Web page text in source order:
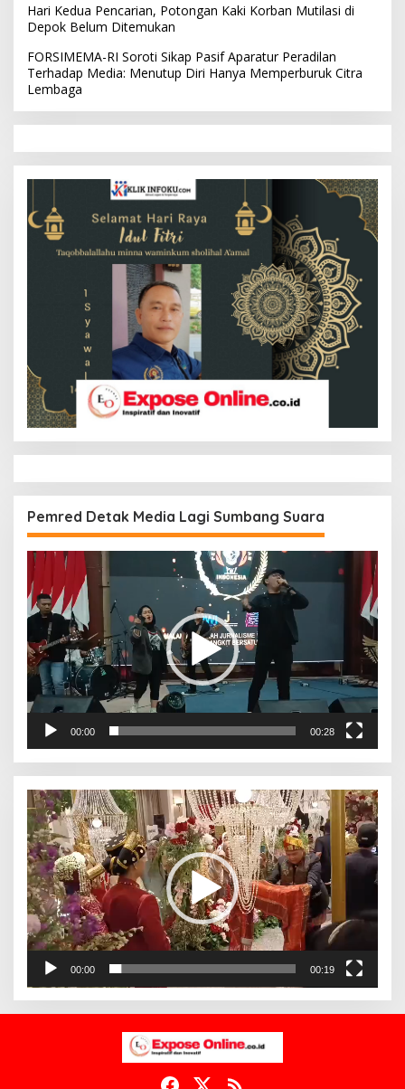
Hari Kedua Pencarian, Potongan Kaki Korban Mutilasi di
Depok Belum Ditemukan
FORSIMEMA-RI Soroti Sikap Pasif Aparatur Peradilan
Terhadap Media: Menutup Diri Hanya Memperburuk Citra
Lembaga
Pemred Detak Media Lagi Sumbang Suara
Pemutar
Video
00:00 00:28
Pemutar
Video
00:00 00:19